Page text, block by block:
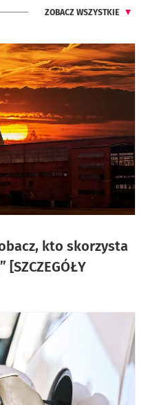
ZOBACZ WSZYSTKIE